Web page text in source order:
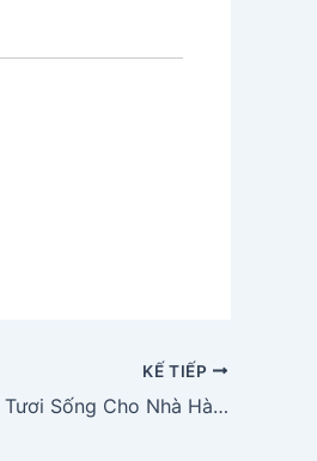
KẾ TIẾP
Bể Hải Sản – Giải Pháp Giữ Hải Sản Tươi Sống Cho Nhà Hàng